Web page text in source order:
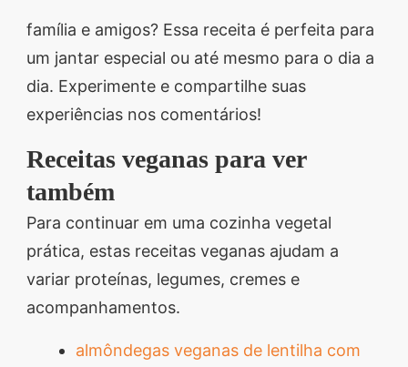
família e amigos? Essa receita é perfeita para
um jantar especial ou até mesmo para o dia a
dia. Experimente e compartilhe suas
experiências nos comentários!
Receitas veganas para ver
também
Para continuar em uma cozinha vegetal
prática, estas receitas veganas ajudam a
variar proteínas, legumes, cremes e
acompanhamentos.
almôndegas veganas de lentilha com